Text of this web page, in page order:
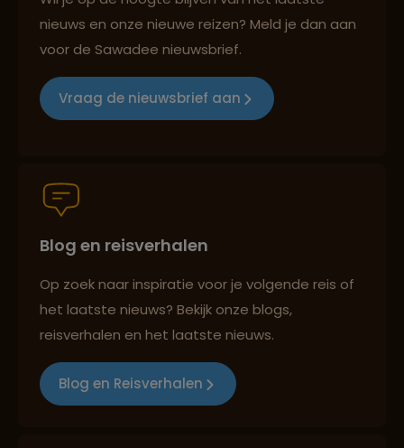
Reizen met oog voor mens, cultuur en milieu
Persoonlijk en deskundig reisadvies
Best beoordeelde reisroutes
nieuws en onze nieuwe reizen? Meld je dan aan
voor de Sawadee nieuwsbrief.
Vraag de nieuwsbrief aan
Blog en reisverhalen
Op zoek naar inspiratie voor je volgende reis of
het laatste nieuws? Bekijk onze blogs,
reisverhalen en het laatste nieuws.
Blog en Reisverhalen